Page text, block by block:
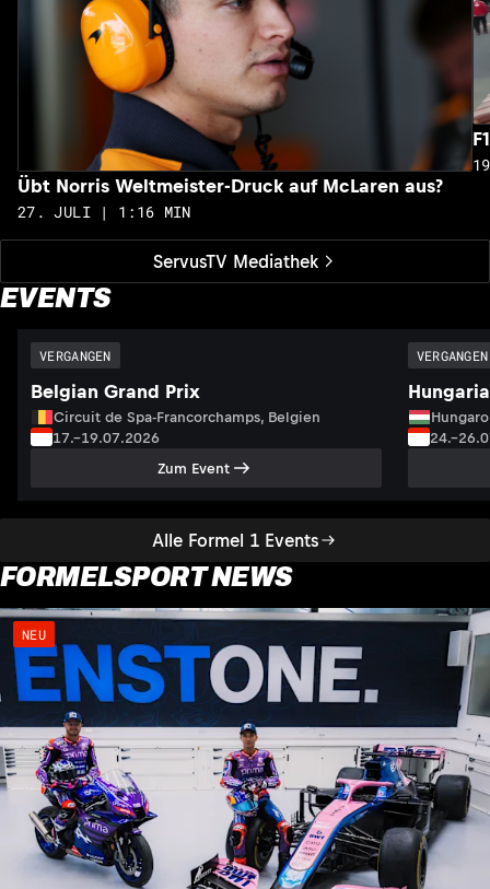
ServusTV Mediathek
Übt Norris Weltmeister-Druck auf McLaren aus?
27. JULI | 1:16 MIN
EVENTS
Alle Formel 1 Events
VERGANGEN
Belgian Grand Prix
Circuit de Spa-Francorchamps, Belgien
17.–19.07.2026
Zum Event
VERGANGEN
FORMELSPORT NEWS
NEU